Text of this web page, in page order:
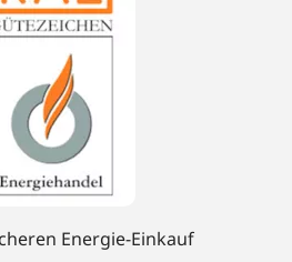
Energie-Einkauf